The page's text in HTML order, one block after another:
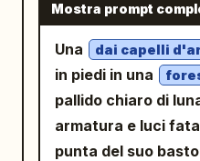
d'animazione 3D di
illuminazione
profondità di
espressiva del
luminose, fiori
farfalle e morbidi
Mostra prompt
Una dai capelli
in piedi in una
pallido chiaro di
armatura e luci
punta del suo